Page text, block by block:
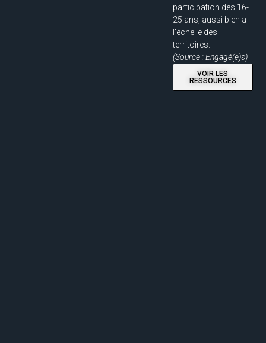
participation des 16-
25 ans, aussi bien a
l'échelle des
territoires.
(Source : Engagé(e)s)
VOIR LES
RESSOURCES